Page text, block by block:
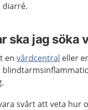
diarré.
ska jag söka
envårdcentral eller
svårt att veta hur